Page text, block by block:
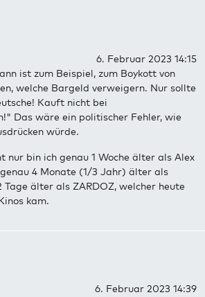
6. Februar 2023 14:15
ist zum Beispiel, zum Boykott von
welche Bargeld verweigern. Nur sollte
Kauft nicht bei
Das wäre ein politischer Fehler, wie
würde.
nur bin ich genau 1 Woche älter als Alex
4 Monate (1/3 Jahr) älter als
älter als ZARDOZ, welcher heute
kam.
6. Februar 2023 14:39